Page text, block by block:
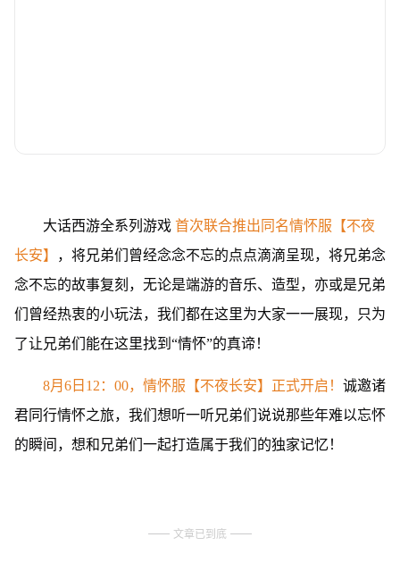
大话西游全系列游戏 首次联合推出同名情怀服【不夜
长安】
，将兄弟们曾经念念不忘的点点滴滴呈现，将兄弟念
念不忘的故事复刻，无论是端游的音乐、造型，亦或是兄弟
们曾经热衷的小玩法，我们都在这里为大家一一展现，只为
了让兄弟们能在这里找到“情怀”的真谛！
8月6日12：00，情怀服【不夜长安】正式开启！ 诚邀诸
君同行情怀之旅，我们想听一听兄弟们说说那些年难以忘怀
的瞬间，想和兄弟们一起打造属于我们的独家记忆！
文章已到底